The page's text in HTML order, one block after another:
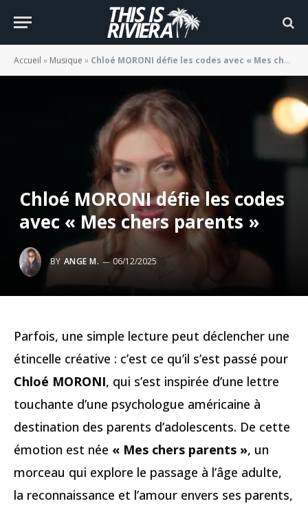
Accueil » Musique » Chloé MORONI défie les codes avec « Mes chers parents »
Chloé MORONI défie les codes
avec « Mes chers parents »
BY ANGE M. 06/12/2025
Parfois, une simple lecture peut déclencher une
étincelle créative : c’est ce qu’il s’est passé pour
Chloé MORONI, qui s’est inspirée d’une lettre
touchante d’une psychologue américaine à
destination des parents d’adolescents. De cette
émotion est née « Mes chers parents », un
morceau qui explore le passage à l’âge adulte,
la reconnaissance et l’amour envers ses parents,